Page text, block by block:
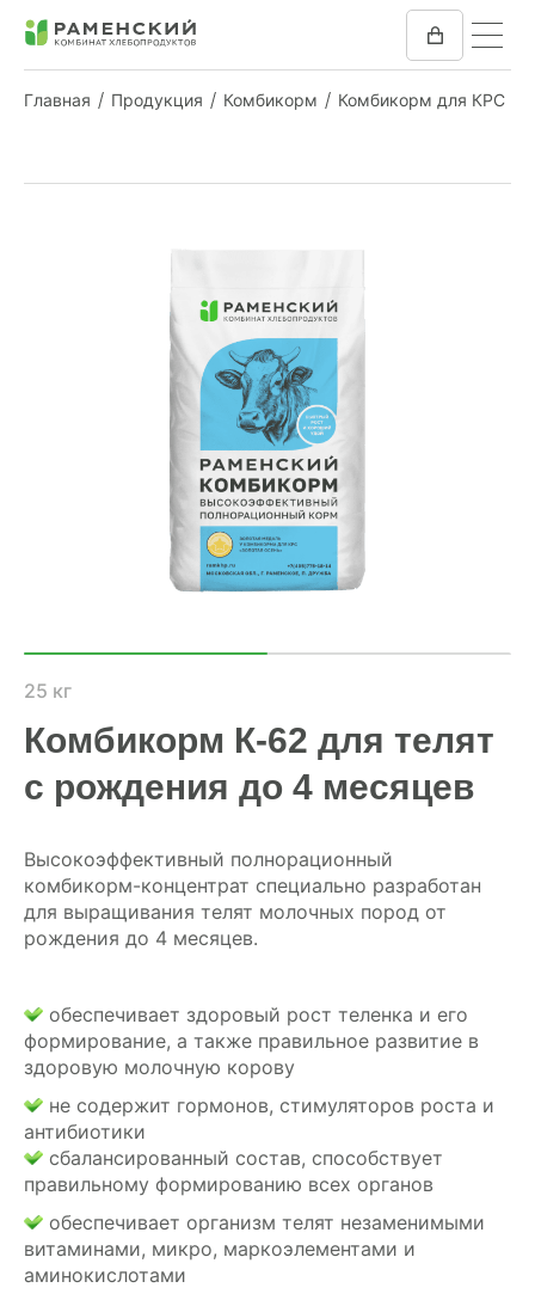
Главная Продукция Комбикорм Комбикорм для КРС
25 кг
Комбикорм К-62 для телят
с рождения до 4 месяцев
Высокоэффективный полнорационный
комбикорм-концентрат специально разработан
для выращивания телят молочных пород от
рождения до 4 месяцев.
обеспечивает здоровый рост теленка и его
формирование, а также правильное развитие в
здоровую молочную корову
не содержит гормонов, стимуляторов роста и
антибиотики
сбалансированный состав, способствует
правильному формированию всех органов
обеспечивает организм телят незаменимыми
витаминами, микро, маркоэлементами и
аминокислотами
ПРАЙС
ГДЕ КУПИТЬ
КОНТАКТЫ
8 (804) 700-18-14
КАЛЬКУЛЯТОР КОМБИКОРМА